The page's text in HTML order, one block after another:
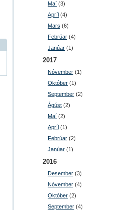
Maí (3)
Apríl (4)
Mars (6)
Febrúar (4)
Janúar (1)
2017
Nóvember (1)
Október (1)
September (2)
Ágúst (2)
Maí (2)
Apríl (1)
Febrúar (2)
Janúar (1)
2016
Desember (3)
Nóvember (4)
Október (2)
September (4)